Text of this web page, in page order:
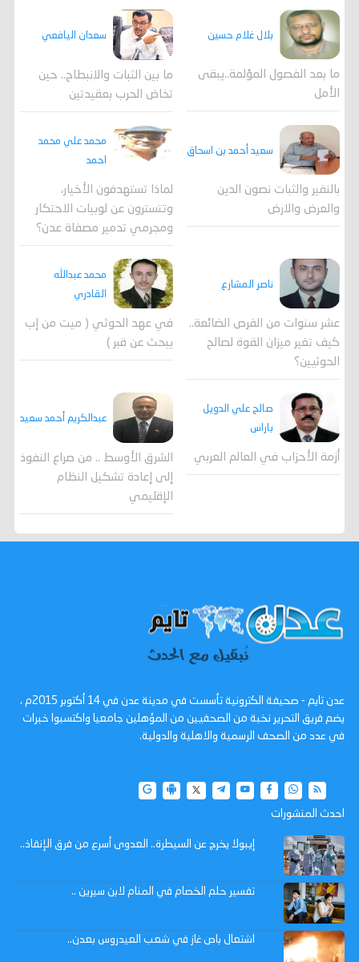
بلال غلام حسين
ما بعد الفصول المؤلمة..يبقى
الأمل
سعدان اليافعي
ما بين الثبات والانبطاح.. حين
تخاض الحرب بعقيدتين
سعيد أحمد بن اسحاق
بالنفير والثبات نصون الدين
والعرض والارض
محمد علي محمد
احمد
لماذا تستهدفون الأخيار،
وتتسترون عن لوبيات الاحتكار
ومجرمي تدمير مصفاة عدن؟
ناصر المشارع
عشر سنوات من الفرص الضائعة..
كيف تغير ميزان القوة لصالح
الحوثيين؟
محمد عبدالله
القادري
في عهد الحوثي ( ميت من إب
يبحث عن قبر )
صالح علي الدويل
باراس
أزمة الأحزاب في العالم العربي
عبدالكريم أحمد سعيد
الشرق الأوسط .. من صراع النفوذ
إلى إعادة تشكيل النظام
الإقليمي
عدن تايم - صحيفة الكترونية تأسست في مدينة عدن في 14 أكتوبر 2015م ،
يضم فريق التحرير نخبة من الصحفيين من المؤهلين جامعيا واكتسبوا خبرات
في عدد من الصحف الرسمية والاهلية والدولية.
احدث المنشورات
إيبولا يخرج عن السيطرة.. العدوى أسرع من فرق الإنقاذ..
تفسير حلم الخصام في المنام لابن سيرين ..
اشتعال باص غاز في شعب العيدروس بعدن..